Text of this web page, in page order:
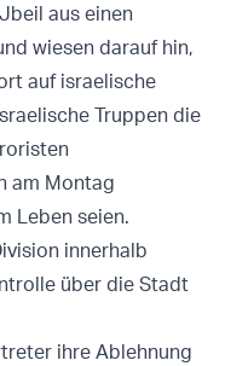
aus einen
wiesen darauf hin,
auf israelische
Truppen die
am Montag
Leben seien.
innerhalb
über die Stadt
ihre Ablehnung